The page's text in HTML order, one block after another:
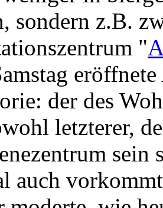
sondern z.B.
"
der des
letzterer,
sein
auch